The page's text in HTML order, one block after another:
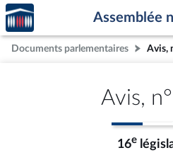
Aller au contenu
Aller en bas de la page
Accèder
à la
page
d'accueil
Assemblée
Documents parlementaires Avis,
Avis,
16e